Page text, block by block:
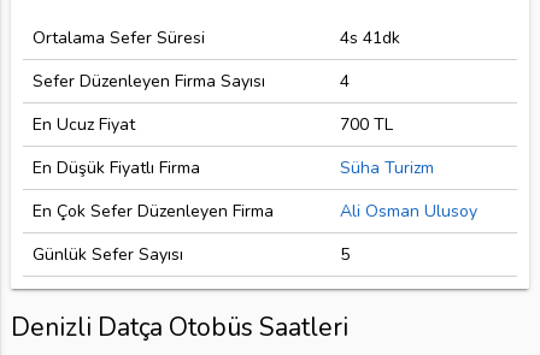
Ortalama Sefer Süresi
4s 41dk
Sefer Düzenleyen Firma Sayısı
4
En Ucuz Fiyat
700 TL
En Düşük Fiyatlı Firma
Süha Turizm
En Çok Sefer Düzenleyen Firma
Ali Osman Ulusoy
Günlük Sefer Sayısı
5
Denizli Datça Otobüs Saatleri